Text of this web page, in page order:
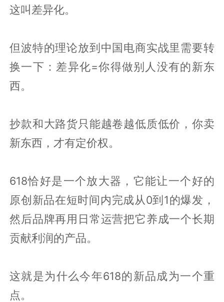
这叫差异化。
但波特的理论放到中国电商实战里需要转
换一下：差异化=你得做别人没有的新东
西。
抄款和大路货只能越卷越低质低价，你卖
新东西，才有定价权。
618恰好是一个放大器，它能让一个好的
原创新品在短时间内完成从0到1的爆发，
然后品牌再用日常运营把它养成一个长期
贡献利润的产品。
这就是为什么今年618的新品成为一个重
点。